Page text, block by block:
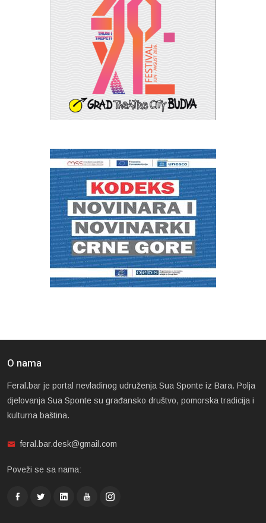
O nama
Feral.bar je portal nevladinog udruženja Sua Sponte iz Bara. Polja
djelovanja Sua Sponte su građansko društvo, pomorska tradicija i
kulturna baština.
feral.bar.desk@gmail.com
Poveži se sa nama: